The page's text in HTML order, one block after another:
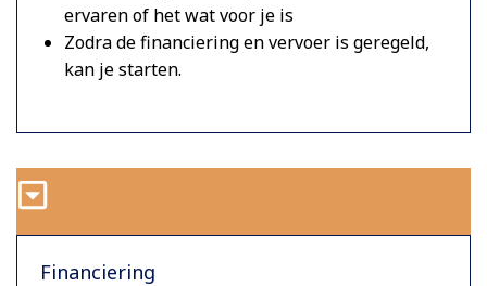
ervaren of het wat voor je is
Zodra de financiering en vervoer is geregeld,
kan je starten.
Financiering